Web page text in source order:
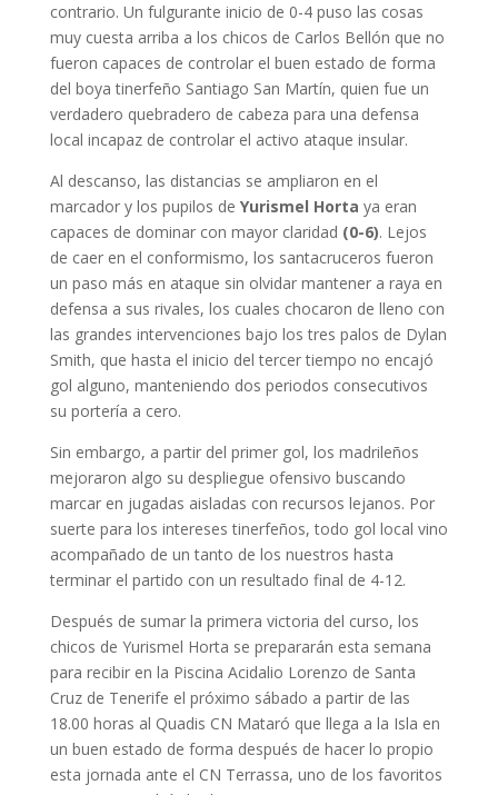
contrario. Un fulgurante inicio de 0-4 puso las cosas
muy cuesta arriba a los chicos de Carlos Bellón que no
fueron capaces de controlar el buen estado de forma
del boya tinerfeño Santiago San Martín, quien fue un
verdadero quebradero de cabeza para una defensa
local incapaz de controlar el activo ataque insular.
Al descanso, las distancias se ampliaron en el
marcador y los pupilos de Yurismel Horta ya eran
capaces de dominar con mayor claridad (0-6). Lejos
de caer en el conformismo, los santacruceros fueron
un paso más en ataque sin olvidar mantener a raya en
defensa a sus rivales, los cuales chocaron de lleno con
las grandes intervenciones bajo los tres palos de Dylan
Smith, que hasta el inicio del tercer tiempo no encajó
gol alguno, manteniendo dos periodos consecutivos
su portería a cero.
Sin embargo, a partir del primer gol, los madrileños
mejoraron algo su despliegue ofensivo buscando
marcar en jugadas aisladas con recursos lejanos. Por
suerte para los intereses tinerfeños, todo gol local vino
acompañado de un tanto de los nuestros hasta
terminar el partido con un resultado final de 4-12.
Después de sumar la primera victoria del curso, los
chicos de Yurismel Horta se prepararán esta semana
para recibir en la Piscina Acidalio Lorenzo de Santa
Cruz de Tenerife el próximo sábado a partir de las
18.00 horas al Quadis CN Mataró que llega a la Isla en
un buen estado de forma después de hacer lo propio
esta jornada ante el CN Terrassa, uno de los favoritos